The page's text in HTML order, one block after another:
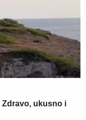
Zdravo, ukusno i